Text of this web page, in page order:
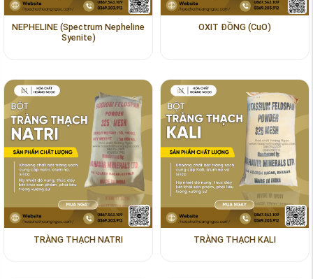
NEPHELINE (Spectrum Nepheline
Syenite)
OXIT ĐỒNG (CuO)
TRÀNG THẠCH NATRI TRÀNG THẠCH KALI